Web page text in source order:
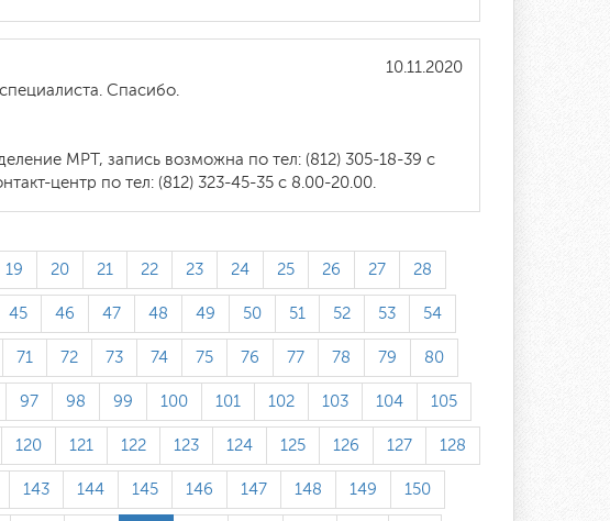
10.11.2020
Спасибо.
МРТ, запись возможна по тел: (812) 305-18-39 с
центр по тел: (812) 323-45-35 с 8.00-20.00.
19 20 21 22 23 24 25 26 27 28
45 46 47 48 49 50 51 52 53 54
71 72 73 74 75 76 77 78 79 80
97 98 99 100 101 102 103 104 105
120 121 122 123 124 125 126 127 128
143 144 145 146 147 148 149 150